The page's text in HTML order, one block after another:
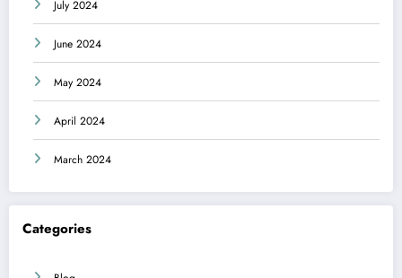
July 2024
June 2024
May 2024
April 2024
March 2024
Categories